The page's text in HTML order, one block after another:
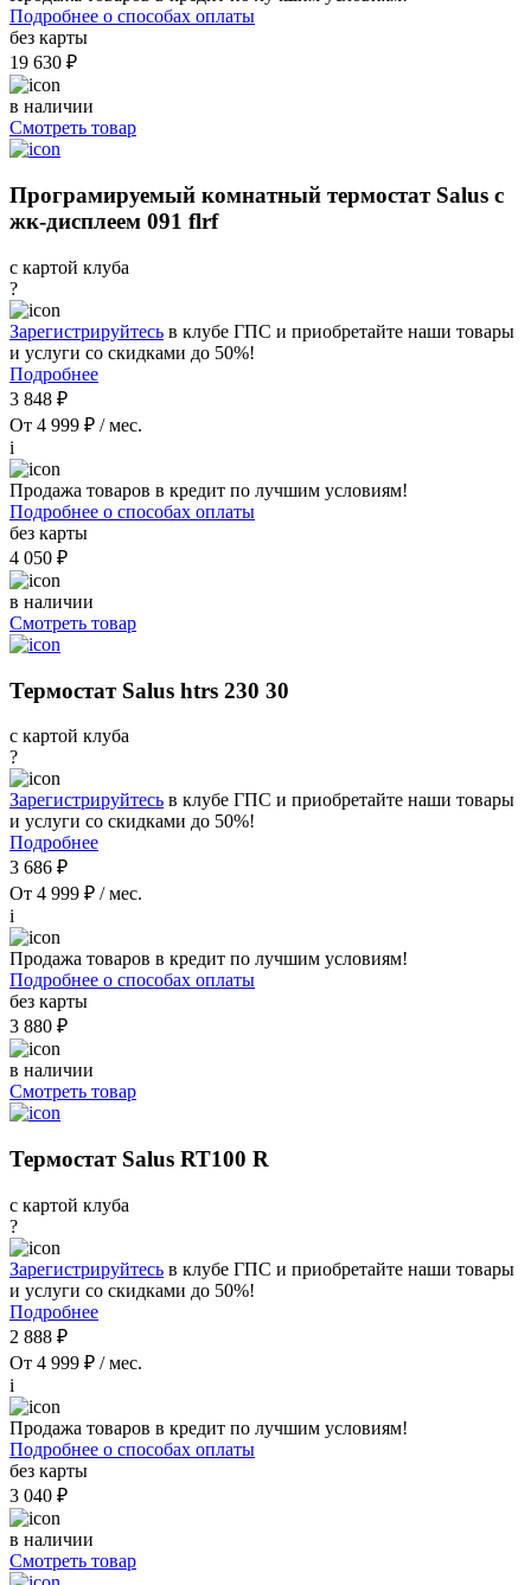
Подробнее о способах оплаты
без карты
19 630 ₽
в наличии
Смотреть товар
Програмируемый комнатный термостат Salus с
жк-дисплеем 091 flrf
с картой клуба
?
Зарегистрируйтесь в клубе ГПС и приобретайте наши товары
и услуги со скидками до 50%!
Подробнее
3 848 ₽
От 4 999 ₽ / мес.
i
Продажа товаров в кредит по лучшим условиям!
Подробнее о способах оплаты
без карты
4 050 ₽
в наличии
Смотреть товар
Термостат Salus htrs 230 30
с картой клуба
?
Зарегистрируйтесь в клубе ГПС и приобретайте наши товары
и услуги со скидками до 50%!
Подробнее
3 686 ₽
От 4 999 ₽ / мес.
i
Продажа товаров в кредит по лучшим условиям!
Подробнее о способах оплаты
без карты
3 880 ₽
в наличии
Смотреть товар
Термостат Salus RT100 R
с картой клуба
?
Зарегистрируйтесь в клубе ГПС и приобретайте наши товары
и услуги со скидками до 50%!
Подробнее
2 888 ₽
От 4 999 ₽ / мес.
i
Продажа товаров в кредит по лучшим условиям!
Подробнее о способах оплаты
без карты
3 040 ₽
в наличии
Смотреть товар